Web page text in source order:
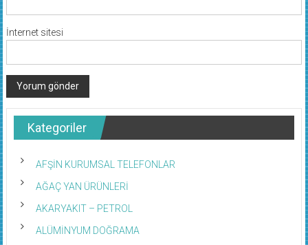
İnternet sitesi
Kategoriler
AFŞİN KURUMSAL TELEFONLAR
AĞAÇ YAN ÜRÜNLERİ
AKARYAKIT – PETROL
ALÜMİNYUM DOĞRAMA